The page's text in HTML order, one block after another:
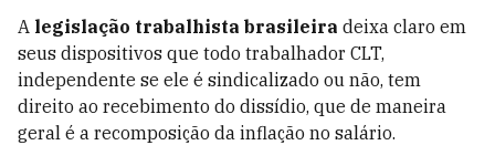
A legislação trabalhista brasileira deixa claro em
seus dispositivos que todo trabalhador CLT,
independente se ele é sindicalizado ou não, tem
direito ao recebimento do dissídio, que de maneira
geral é a recomposição da inflação no salário.